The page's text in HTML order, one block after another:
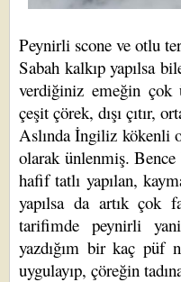
Peynirli scone ve otlu
Sabah kalkıp yapılsa
verdiğiniz emeğin
çeşit çörek, dışı çıtır,
Aslında İngiliz kökenli
olarak ünlenmiş. Bence
hafif tatlı yapılan,
yapılsa da artık çok
tarifimde peynirli
yazdığım bir kaç püf
uygulayıp, çöreğin